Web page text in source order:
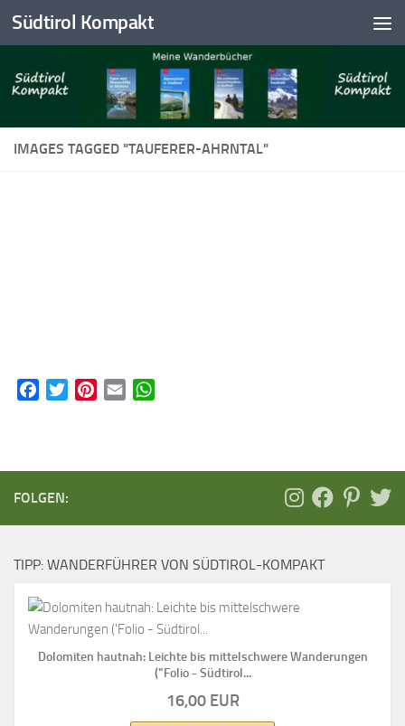
Skip to content
Südtirol Kompakt
IMAGES TAGGED "TAUFERER-AHRNTAL"
FacebookTwitterPinterest
Email
FOLGEN:
TIPP: WANDERFÜHRER VON SÜDTIROL-KOMPAKT
Dolomiten hautnah: Leichte bis mittelschwere Wanderungen
("Folio - Südtirol...
16,00 EUR